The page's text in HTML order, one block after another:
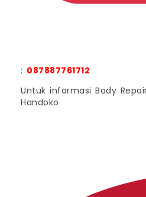
: 087887761712
Untuk informasi Body
Handoko